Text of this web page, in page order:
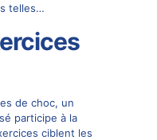
telles…
de choc, un
participe à la
ciblent les